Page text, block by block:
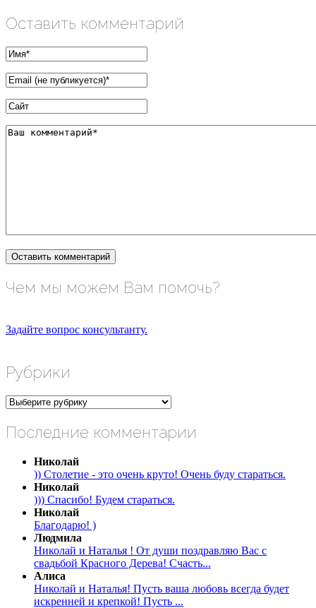
Оставить комментарий
Чем мы можем Вам помочь?
Задайте вопрос консультанту.
Рубрики
Рубрики
Последние комментарии
Николай
)) Столетие - это очень круто! Очень буду стараться.
Николай
))) Спасибо! Будем стараться.
Николай
Благодарю! )
Людмила
Николай и Наталья ! От души поздравляю Вас с
свадьбой Красного Дерева! Счасть...
Алиса
Николай и Наталья! Пусть ваша любовь всегда будет
искренней и крепкой! Пусть ...